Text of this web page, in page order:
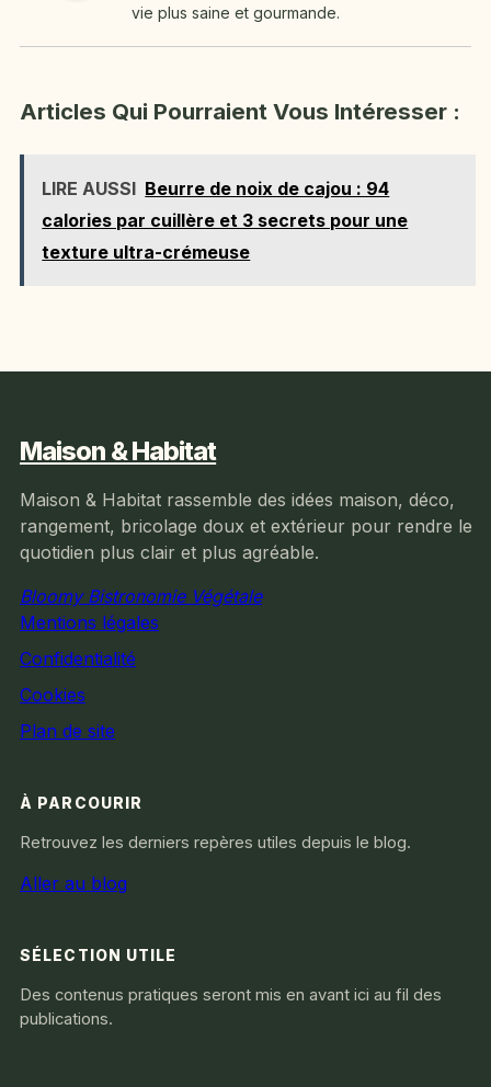
vie plus saine et gourmande.
Articles Qui Pourraient Vous Intéresser :
LIRE AUSSI Beurre de noix de cajou : 94
calories par cuillère et 3 secrets pour une
texture ultra-crémeuse
Maison & Habitat
Maison & Habitat rassemble des idées maison, déco,
rangement, bricolage doux et extérieur pour rendre le
quotidien plus clair et plus agréable.
Bloomy Bistronomie Végétale
Mentions légales
Confidentialité
Cookies
Plan de site
À PARCOURIR
Retrouvez les derniers repères utiles depuis le blog.
Aller au blog
SÉLECTION UTILE
Des contenus pratiques seront mis en avant ici au fil des
publications.